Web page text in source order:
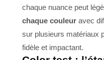
chaque nuance peut
chaque couleur avec
sur plusieurs matériaux
fidèle et impactant.